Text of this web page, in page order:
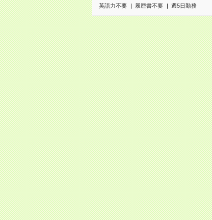
英語力不要
履歴書不要 週5日勤務